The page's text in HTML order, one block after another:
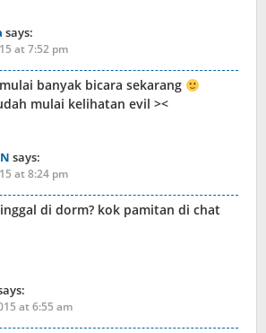
says:
at 7:52 pm
banyak bicara sekarang
mulai kelihatan evil ><
says:
at 8:24 pm
di dorm? kok pamitan di chat
at 6:55 am